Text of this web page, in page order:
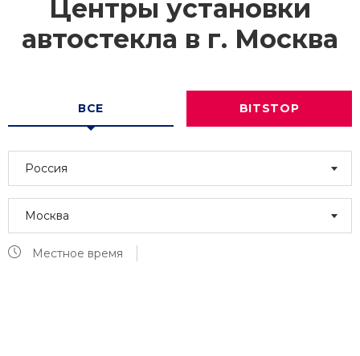
Центры установки
автостекла в г. Москва
ВСЕ BITSTOP
Россия
Москва
Местное время